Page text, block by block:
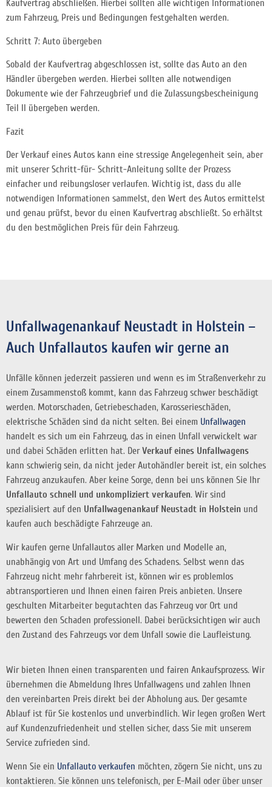
Kaufvertrag abschließen. Hierbei sollten alle wichtigen Informationen
zum Fahrzeug, Preis und Bedingungen festgehalten werden.
Schritt 7: Auto übergeben
Sobald der Kaufvertrag abgeschlossen ist, sollte das Auto an den
Händler übergeben werden. Hierbei sollten alle notwendigen
Dokumente wie der Fahrzeugbrief und die Zulassungsbescheinigung
Teil II übergeben werden.
Fazit
Der Verkauf eines Autos kann eine stressige Angelegenheit sein, aber
mit unserer Schritt-für- Schritt-Anleitung sollte der Prozess
einfacher und reibungsloser verlaufen. Wichtig ist, dass du alle
notwendigen Informationen sammelst, den Wert des Autos ermittelst
und genau prüfst, bevor du einen Kaufvertrag abschließt. So erhältst
du den bestmöglichen Preis für dein Fahrzeug.
Unfallwagenankauf Neustadt in Holstein –
Auch Unfallautos kaufen wir gerne an
Unfälle können jederzeit passieren und wenn es im Straßenverkehr zu
einem Zusammenstoß kommt, kann das Fahrzeug schwer beschädigt
werden. Motorschaden, Getriebeschaden, Karosserieschäden,
elektrische Schäden sind da nicht selten. Bei einem Unfallwagen
handelt es sich um ein Fahrzeug, das in einen Unfall verwickelt war
und dabei Schäden erlitten hat. DerVerkauf eines Unfallwagens
kann schwierig sein, da nicht jeder Autohändler bereit ist, ein solches
Fahrzeug anzukaufen. Aber keine Sorge, denn bei uns können Sie Ihr
Unfallauto schnell und unkompliziert verkaufen. Wir sind
spezialisiert auf den Unfallwagenankauf Neustadt in Holstein und
kaufen auch beschädigte Fahrzeuge an.
Wir kaufen gerne Unfallautos aller Marken und Modelle an,
unabhängig von Art und Umfang des Schadens. Selbst wenn das
Fahrzeug nicht mehr fahrbereit ist, können wir es problemlos
abtransportieren und Ihnen einen fairen Preis anbieten. Unsere
geschulten Mitarbeiter begutachten das Fahrzeug vor Ort und
bewerten den Schaden professionell. Dabei berücksichtigen wir auch
den Zustand des Fahrzeugs vor dem Unfall sowie die Laufleistung.
Wir bieten Ihnen einen transparenten und fairen Ankaufsprozess. Wir
übernehmen die Abmeldung Ihres Unfallwagens und zahlen Ihnen
den vereinbarten Preis direkt bei der Abholung aus. Der gesamte
Ablauf ist für Sie kostenlos und unverbindlich. Wir legen großen Wert
auf Kundenzufriedenheit und stellen sicher, dass Sie mit unserem
Service zufrieden sind.
Wenn Sie ein Unfallauto verkaufen möchten, zögern Sie nicht, uns zu
kontaktieren. Sie können uns telefonisch, per E-Mail oder über unser